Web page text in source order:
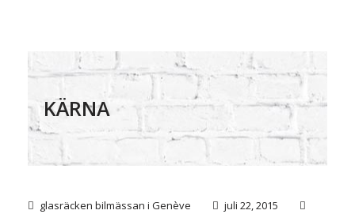
KÄRNA
glasräcken bilmässan i Genève
juli 22, 2015